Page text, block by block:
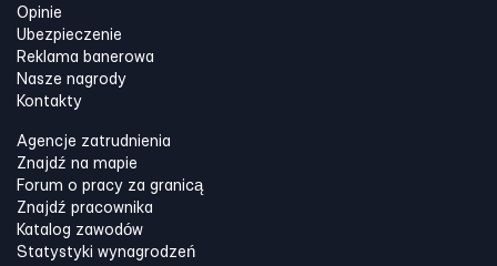
Opinie
Ubezpieczenie
Reklama banerowa
Nasze nagrody
Kontakty
Agencje zatrudnienia
Znajdź na mapie
Forum o pracy za granicą
Znajdź pracownika
Katalog zawodów
Statystyki wynagrodzeń